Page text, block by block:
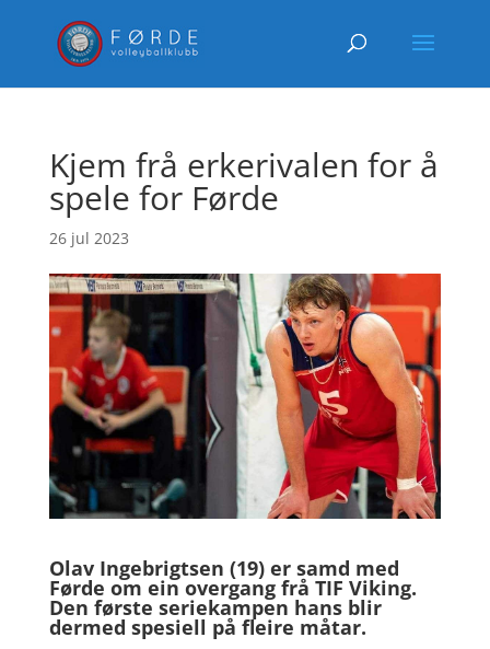
Kjem frå erkerivalen for å
spele for Førde
26 jul 2023
Olav Ingebrigtsen (19) er samd med
Førde om ein overgang frå TIF Viking.
Den første seriekampen hans blir
dermed spesiell på fleire måtar.